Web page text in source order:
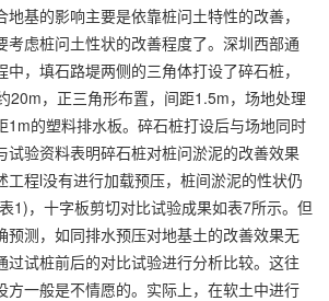
基的影响主要是依靠桩问土特性的改善，
考虑桩问土性状的改善程度了。深圳西部通
，填石路堤两侧的三角体打设了碎石桩，
20m，正三角形布置，间距1.5m，场地处理
1m的塑料排水板。碎石桩打设后与场地同时
试验资料表明碎石桩对桩问淤泥的改善效果
工程l没有进行加载预压，桩间淤泥的性状仍
1)，十字板剪切对比试验成果如表7所示。但
预测，如同排水预压对地基土的改善效果无
过试桩前后的对比试验进行分析比较。这往
方一般是不情愿的。实际上，在软土中进行